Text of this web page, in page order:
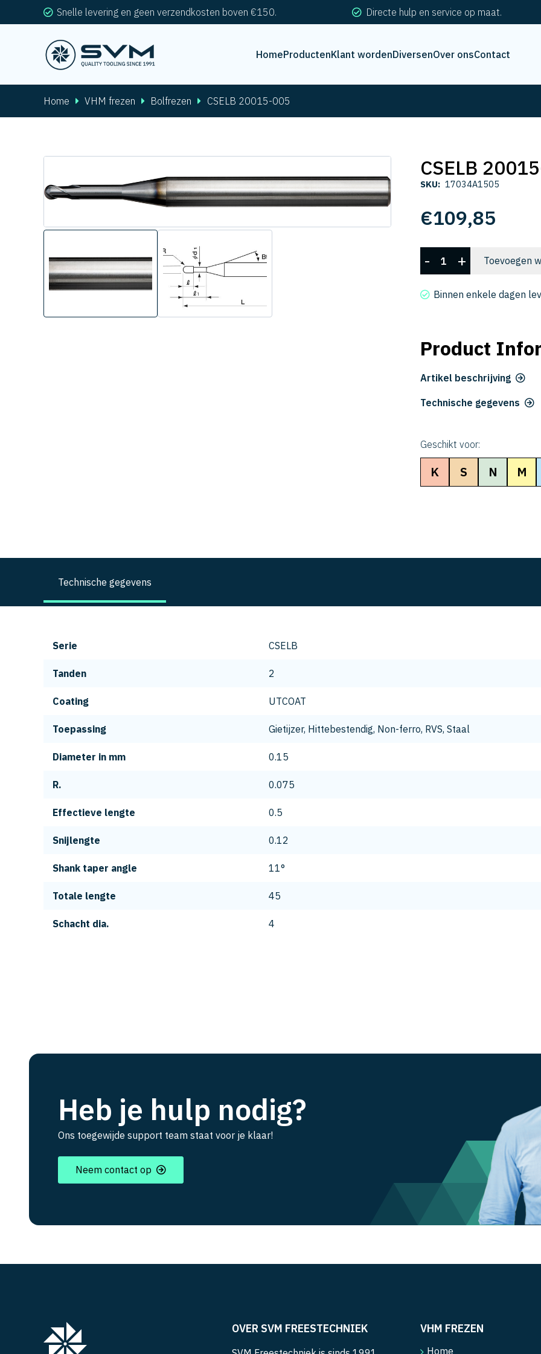
Snelle levering en geen verzendkosten boven €150. Directe hulp en service op maat.
HomeProductenKlant wordenDiversenOver onsContact
Home VHM frezen Bolfrezen CSELB 20015-005
CSELB
SKU: 17034A1505
€109,85
CSELB
20015-
005
- + Toevoegen
Binnen enkele dagen
Product
Artikel beschrijving
Technische gegevens
Geschikt voor:
K S N M
Technische gegevens
Serie CSELB
Tanden 2
Coating UTCOAT
Toepassing Gietijzer, Hittebestendig, Non-ferro, RVS, Staal
Diameter in mm 0.15
R. 0.075
Effectieve lengte 0.5
Snijlengte 0.12
Shank taper angle 11°
Totale lengte 45
Schacht dia. 4
Heb je hulp nodig?
Ons toegewijde support team staat voor je klaar!
Neem contact op
OVER SVM FREESTECHNIEK VHM FREZEN
Home